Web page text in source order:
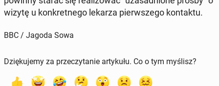
wizytę u kon­kret­ne­go lekarza pierw­sze­go kon­tak­tu.
BBC / Jagoda Sowa
Dziękujemy za przeczytanie artykułu. Co o tym myślisz?